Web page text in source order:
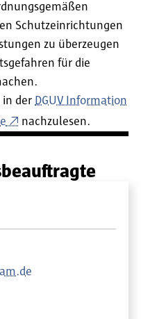
Schutzeinrichtungen
zu überzeugen
für die
in der DGUV Information
nachzulesen.